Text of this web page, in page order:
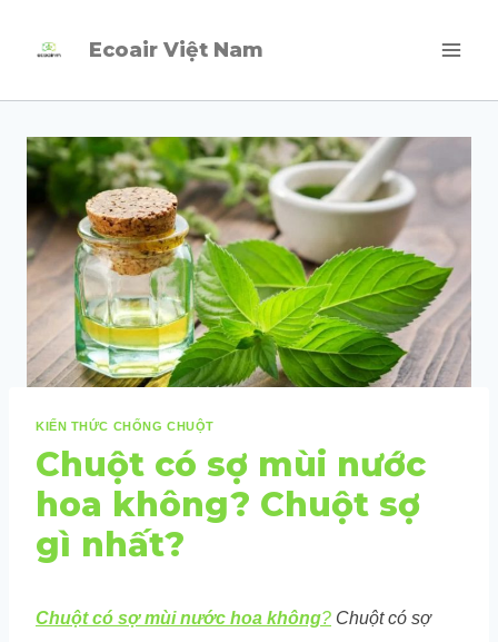
Ecoair Việt Nam
KIẾN THỨC CHỐNG CHUỘT
Chuột có sợ mùi nước
hoa không? Chuột sợ
gì nhất?
Chuột có sợ mùi nước hoa không? Chuột có sợ